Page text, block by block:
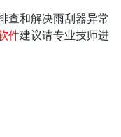
查和解决雨刮器异常
件建议请专业技师进